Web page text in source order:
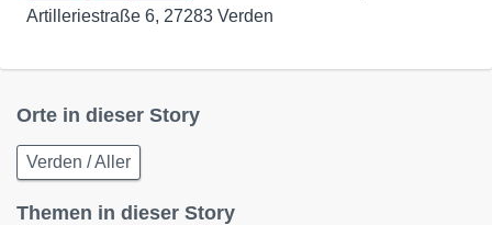
Artilleriestraße 6, 27283 Verden
Orte in dieser Story
Verden / Aller
Themen in dieser Story